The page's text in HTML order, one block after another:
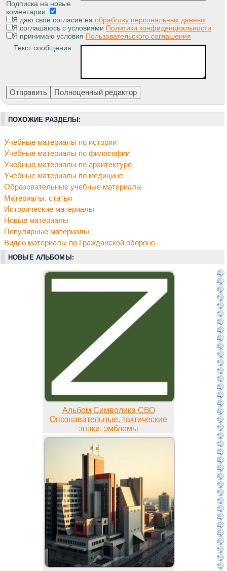
Подписка на новые
коментарии:
Я даю свое согласие на обработку персональных данных
Я соглашаюсь с условиями Политики конфиденциальности
Я принимаю условия Пользовательского соглашения
Текст сообщения
ПОХОЖИЕ РАЗДЕЛЫ:
Учебные материалы по истории
Учебные материалы по философии
Учебные материалы по архитектуре
Учебные материалы по медицине
Образовательные учебные материалы
Материалы, статьи
Исторические материалы
Новые материалы
Популярные материалы
Видео материалы по Гражданской обороне
НОВЫЕ АЛЬБОМЫ:
Альбом Символика СВО
Опознавательные, тактические
знаки, эмблемы